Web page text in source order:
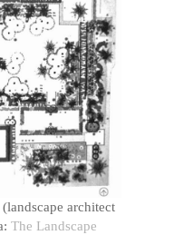
architect
The Landscape